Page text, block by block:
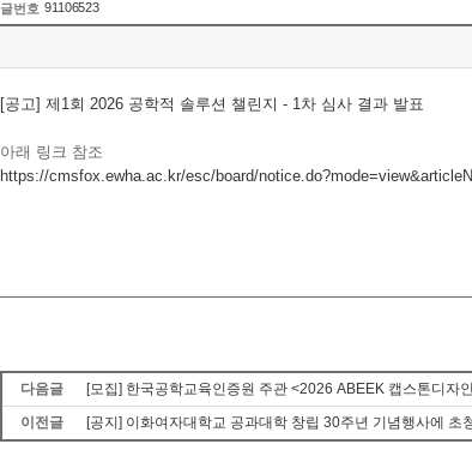
글번호 91106523
[공고] 제1회 2026 공학적 솔루션 챌린지 - 1차 심사 결과 발표
아래 링크 참조
https://cmsfox.ewha.ac.kr/esc/board/
다음글
[모집] 한국공학교육인증원 주관 <2026 ABEEK 캡스톤디자
이전글
[공지] 이화여자대학교 공과대학 창립 30주년 기념행사에 초